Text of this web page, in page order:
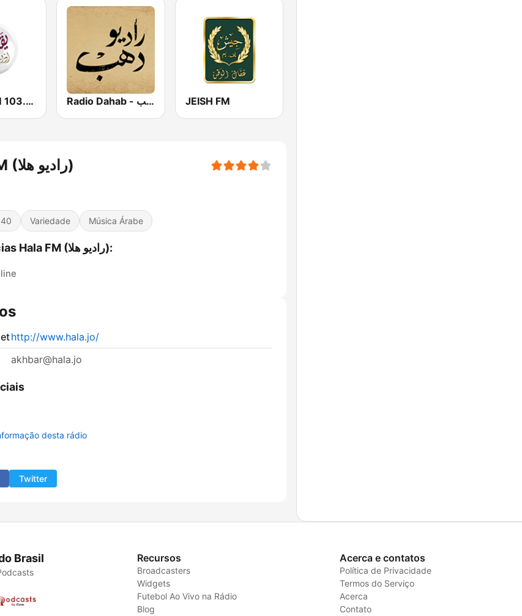
Yaqeen FM 103.7 (يقين) Radio Dahab - راديو دهب JEISH FM
Hala FM (راديو هلا)
Variedade Música Árabe
Frequências Hala FM (راديو هلا):
http://www.hala.jo/
akhbar@hala.jo
desta rádio
Twitter
Brasil Recursos
Broadcasters
Widgets
Futebol Ao Vivo na Rádio
Blog
Acerca e contatos
Política de Privacidade
Termos do Serviço
Acerca
Contato